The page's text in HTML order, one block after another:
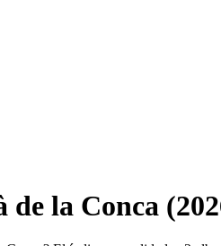
de la Conca